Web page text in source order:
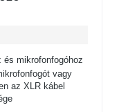
és mikrofonfogóhoz
vagy
az XLR kábel